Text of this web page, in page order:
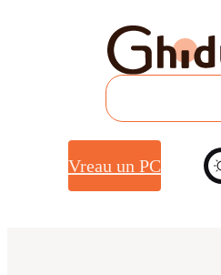
Vreau un PC